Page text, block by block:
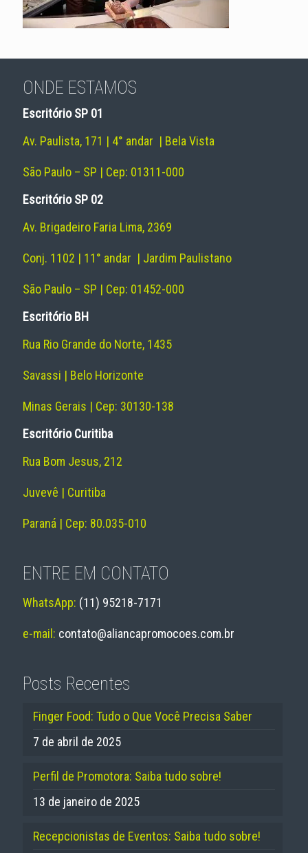
ONDE ESTAMOS
Escritório SP 01
Av. Paulista, 171 | 4° andar | Bela Vista
São Paulo – SP | Cep: 01311-000
Escritório SP 02
Av. Brigadeiro Faria Lima, 2369
Conj. 1102 | 11° andar | Jardim Paulistano
São Paulo – SP | Cep: 01452-000
Escritório BH
Rua Rio Grande do Norte, 1435
Savassi | Belo Horizonte
Minas Gerais | Cep: 30130-138
Escritório Curitiba
Rua Bom Jesus, 212
Juvevê | Curitiba
Paraná | Cep: 80.035-010
ENTRE EM CONTATO
WhatsApp: (11) 95218-7171
e-mail: contato@aliancapromocoes.com.br
Posts Recentes
Finger Food: Tudo o Que Você Precisa Saber
7 de abril de 2025
Perfil de Promotora: Saiba tudo sobre!
13 de janeiro de 2025
Recepcionistas de Eventos: Saiba tudo sobre!